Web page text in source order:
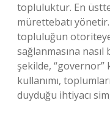
topluluktur. En
mürettebatı
topluluğun
sağlanmasına nasıl
şekilde, “governor”
kullanımı,
duyduğu ihtiyacı